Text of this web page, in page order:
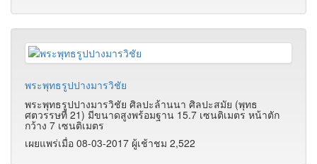
พระพุทธรูปปางมารวิชัย
พระพุทธรูปปางมารวิชัย ศิลปะล้านนา ศิลปะสมัย (พุทธ
ศตวรรษที่ 21) มีขนาดสูงพร้อมฐาน 15.7 เซนติเมตร หน้าตัก
กว้าง 7 เซนติเมตร
เผยแพร่เมื่อ 08-03-2017 ผู้เช้าชม 2,522